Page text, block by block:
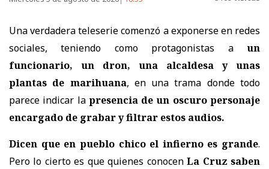
Una verdadera teleserie comenzó a exponerse en redes
sociales, teniendo como protagonistas a un
funcionario, un dron, una alcaldesa y unas
plantas de marihuana, en una trama donde todo
parece indicar la presencia de un oscuro personaje
encargado de grabar y filtrar estos audios.
Dicen que en pueblo chico el infierno es grande.
Pero lo cierto es que quienes conocenLa Cruz saben